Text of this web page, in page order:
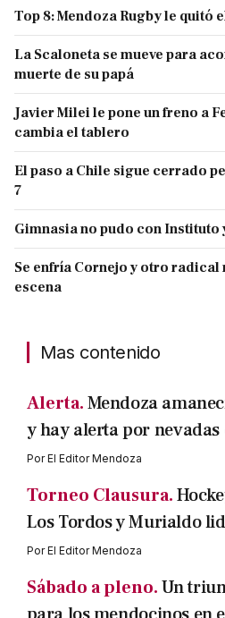
Top 8: Mendoza Rugby le quitó
La Scaloneta se mueve para
muerte de su papá
Javier Milei le pone un freno a
cambia el tablero
El paso a Chile sigue cerrado
7
Gimnasia no pudo con Instituto
Se enfría Cornejo y otro radical
escena
Mas contenido
Alerta.Mendoza
y hay alerta por nevadas
PorEl Editor Mendoza
Torneo Clausura.
Los Tordos y Murialdo
PorEl Editor Mendoza
Sábado a pleno.Un